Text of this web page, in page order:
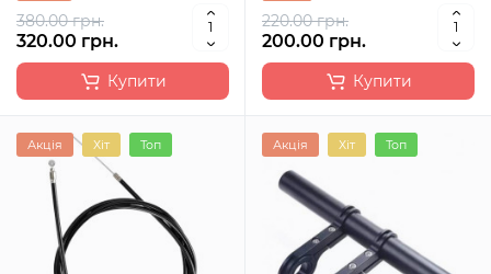
380.00 грн.
320.00 грн.
Купити
220.00 грн.
200.00 грн.
Купити
Акція Хіт Топ Акція Хіт Топ